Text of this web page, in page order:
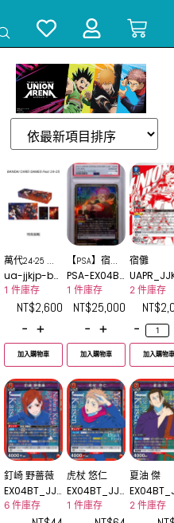
萬代24-25 咒
術迴戰 禮盒
組
ua-jjkjp-bo
x-set-24-2
1 件庫存
NT$2,600
- +
加入購物車
【PSA】宿儺
SR★★★
PSA-EX04BT
_JJK-3-015
-1
1 件庫存
NT$25,000
- +
加入購物車
宿儺
-015UR
2 件庫存
NT$
-
加入購物車
釘崎 野薔薇
EX04BT_JJK
-3-049SR
6 件庫存
虎杖 悠仁
EX04BT_JJK
-3-043SR
1 件庫存
夏油 傑
-3-
2 件庫存